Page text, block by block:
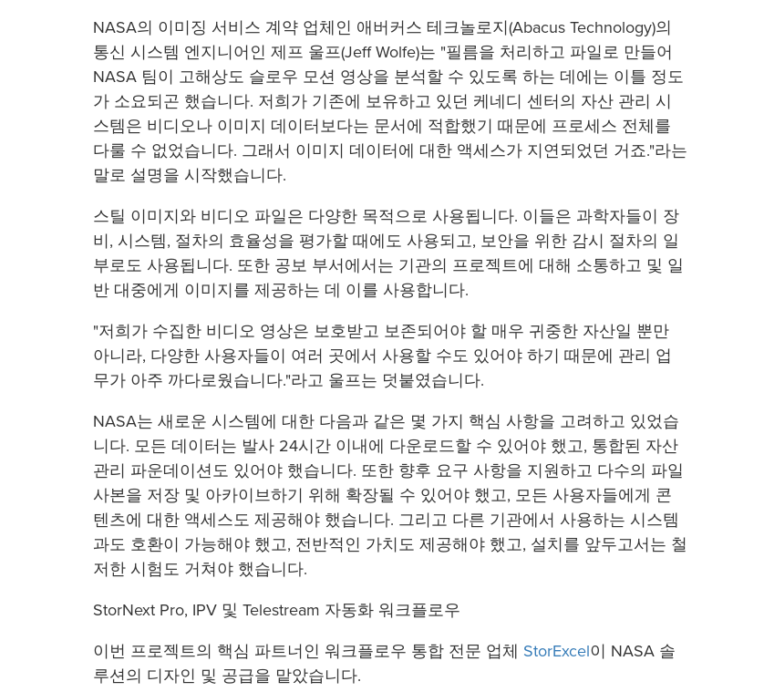
NASA의 이미징 서비스 계약 업체인 애버커스 테크놀로지(Abacus Technology)의
통신 시스템 엔지니어인 제프 울프(Jeff Wolfe)는 "필름을 처리하고 파일로 만들어
NASA 팀이 고해상도 슬로우 모션 영상을 분석할 수 있도록 하는 데에는 이틀 정도
가 소요되곤 했습니다. 저희가 기존에 보유하고 있던 케네디 센터의 자산 관리 시
스템은 비디오나 이미지 데이터보다는 문서에 적합했기 때문에 프로세스 전체를
다룰 수 없었습니다. 그래서 이미지 데이터에 대한 액세스가 지연되었던 거죠."라는
말로 설명을 시작했습니다.
스틸 이미지와 비디오 파일은 다양한 목적으로 사용됩니다. 이들은 과학자들이 장
비, 시스템, 절차의 효율성을 평가할 때에도 사용되고, 보안을 위한 감시 절차의 일
부로도 사용됩니다. 또한 공보 부서에서는 기관의 프로젝트에 대해 소통하고 및 일
반 대중에게 이미지를 제공하는 데 이를 사용합니다.
"저희가 수집한 비디오 영상은 보호받고 보존되어야 할 매우 귀중한 자산일 뿐만
아니라, 다양한 사용자들이 여러 곳에서 사용할 수도 있어야 하기 때문에 관리 업
무가 아주 까다로웠습니다."라고 울프는 덧붙였습니다.
NASA는 새로운 시스템에 대한 다음과 같은 몇 가지 핵심 사항을 고려하고 있었습
니다. 모든 데이터는 발사 24시간 이내에 다운로드할 수 있어야 했고, 통합된 자산
관리 파운데이션도 있어야 했습니다. 또한 향후 요구 사항을 지원하고 다수의 파일
사본을 저장 및 아카이브하기 위해 확장될 수 있어야 했고, 모든 사용자들에게 콘
텐츠에 대한 액세스도 제공해야 했습니다. 그리고 다른 기관에서 사용하는 시스템
과도 호환이 가능해야 했고, 전반적인 가치도 제공해야 했고, 설치를 앞두고서는 철
저한 시험도 거쳐야 했습니다.
StorNext Pro, IPV 및 Telestream 자동화 워크플로우
이번 프로젝트의 핵심 파트너인 워크플로우 통합 전문 업체 StorExcel이 NASA 솔
루션의 디자인 및 공급을 맡았습니다.